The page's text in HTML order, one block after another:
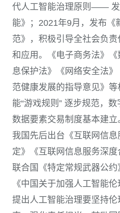
代人工智能治理原则—— 发
能》； 2021年9月，发布《
范》，积极引导全社会负
和应用。《电子商务法》
息保护法》《网络安全法
范健康发展的指导意见》
能“游戏规则” 逐步规范，数
数据要素交易制度基本建立
我国先后出台《互联网信
定》《互联网信息服务深
联合国《特定常规武器公
《中国关于加强人工智能
提出人工智能治理要坚持